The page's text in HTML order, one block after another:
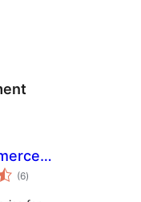
(6celkové
hodnotenie
)